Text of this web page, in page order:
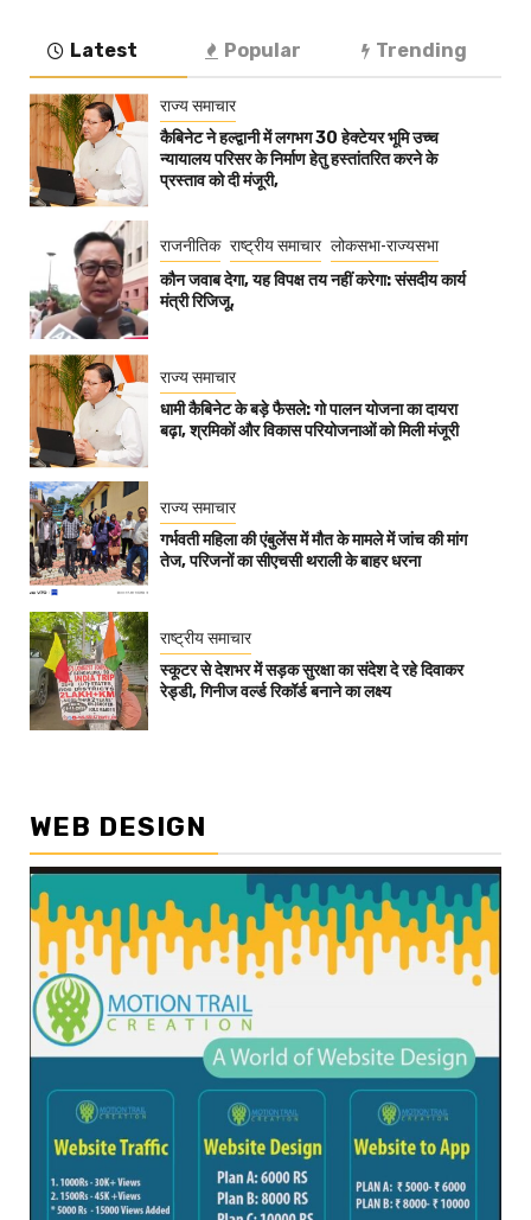
Latest Popular Trending
राज्य समाचार
कैबिनेट ने हल्द्वानी में लगभग 30 हेक्टेयर भूमि उच्च
न्यायालय परिसर के निर्माण हेतु हस्तांतरित करने के
प्रस्ताव को दी मंजूरी,
राजनीतिक राष्ट्रीय समाचार लोकसभा-राज्यसभा
कौन जवाब देगा, यह विपक्ष तय नहीं करेगा: संसदीय कार्य
मंत्री रिजिजू,
राज्य समाचार
धामी कैबिनेट के बड़े फैसले: गो पालन योजना का दायरा
बढ़ा, श्रमिकों और विकास परियोजनाओं को मिली मंजूरी
राज्य समाचार
गर्भवती महिला की एंबुलेंस में मौत के मामले में जांच की मांग
तेज, परिजनों का सीएचसी थराली के बाहर धरना
राष्ट्रीय समाचार
स्कूटर से देशभर में सड़क सुरक्षा का संदेश दे रहे दिवाकर
रेड्डी, गिनीज वर्ल्ड रिकॉर्ड बनाने का लक्ष्य
WEB DESIGN